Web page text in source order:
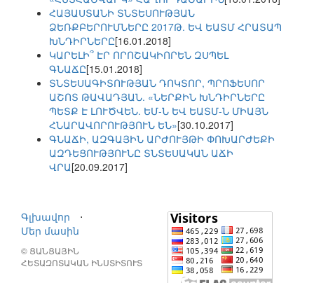
ՀԱՅԱՍՏԱՆԻ ՏՆՏԵՍՈՒԹՅԱՆ
ՁԵՌՔԲԵՐՈՒՄՆԵՐԸ 2017Թ. ԵՎ ԵԱՏՄ ՀՐԱՏԱՊ
ԽՆԴԻՐՆԵՐԸ[16.01.2018]
ԿԱՐԵԼԻ՞ ԷՐ ՈՐՈՇԱԿԻՈՐԵՆ ԶՍՊԵԼ
ԳՆԱՃԸ[15.01.2018]
ՏՆՏԵՍԱԳԻՏՈՒԹՅԱՆ ԴՈԿՏՈՐ, ՊՐՈՖԵՍՈՐ
ԱՇՈՏ ԹԱՎԱԴՅԱՆ. «ՆԵՐՔԻՆ ԽՆԴԻՐՆԵՐԸ
ՊԵՏՔ Է ԼՈՒԾՎԵՆ. ԵՄ-Ն ԵՎ ԵԱՏՄ-Ն ՄԻԱՅՆ
ՀՆԱՐԱՎՈՐՈՒԹՅՈՒՆ ԵՆ»[30.10.2017]
ԳՆԱՃԻ, ԱԶԳԱՅԻՆ ԱՐԺՈՒՅԹԻ ՓՈԽԱՐԺԵՔԻ
ԱԶԴԵՑՈՒԹՅՈՒՆԸ ՏՆՏԵՍԱԿԱՆ ԱՃԻ
ՎՐԱ[20.09.2017]
Գլխավոր
⋅
Մեր մասին
© ՑԱՆՑԱՅԻՆ
ՀԵՏԱԶՈՏԱԿԱՆ ԻՆՍՏԻՏՈՒՏ